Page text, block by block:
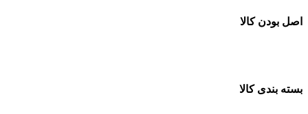
اصل بودن کالا
بسته بندی کالا